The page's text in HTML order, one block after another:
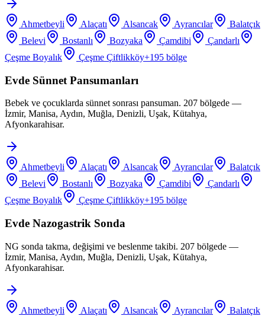
Ahmetbeyli Alaçatı Alsancak Ayrancılar
Balatçık
Belevi
Bostanlı Bozyaka Çamdibi
Çandarlı
Çeşme Boyalık
Çeşme Çiftlikköy+195 bölge
Evde Sünnet Pansumanları
Bebek ve çocuklarda sünnet sonrası pansuman. 207 bölgede —
İzmir, Manisa, Aydın, Muğla, Denizli, Uşak, Kütahya,
Afyonkarahisar.
Ahmetbeyli Alaçatı Alsancak Ayrancılar
Balatçık
Belevi
Bostanlı Bozyaka Çamdibi
Çandarlı
Çeşme Boyalık
Çeşme Çiftlikköy+195 bölge
Evde Nazogastrik Sonda
NG sonda takma, değişimi ve beslenme takibi. 207 bölgede —
İzmir, Manisa, Aydın, Muğla, Denizli, Uşak, Kütahya,
Afyonkarahisar.
Ahmetbeyli Alaçatı Alsancak Ayrancılar
Balatçık